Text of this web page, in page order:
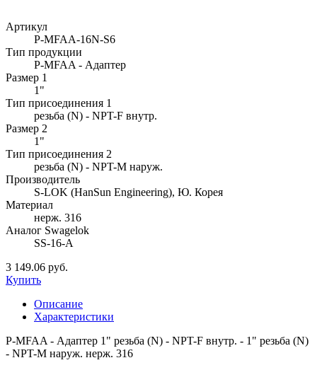
Артикул
P-MFAA-16N-S6
Тип продукции
P-MFAA - Адаптер
Размер 1
1"
Тип присоединения 1
резьба (N) - NPT-F внутр.
Размер 2
1"
Тип присоединения 2
резьба (N) - NPT-M наруж.
Производитель
S-LOK (HanSun Engineering), Ю. Корея
Материал
нерж. 316
Аналог Swagelok
SS-16-A
3 149.06 руб.
Купить
Описание
Характеристики
P-MFAA - Адаптер 1" резьба (N) - NPT-F внутр. - 1" резьба (N)
- NPT-M наруж. нерж. 316